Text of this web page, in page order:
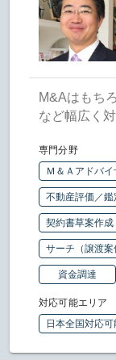
M&Aはもち
など幅広く
専門分野
Ｍ＆Ａアドバイ
不動産評価／鑑
契約書草案作成
サーチ（譲渡案
資金調達
対応可能エリア
日本全国対応可